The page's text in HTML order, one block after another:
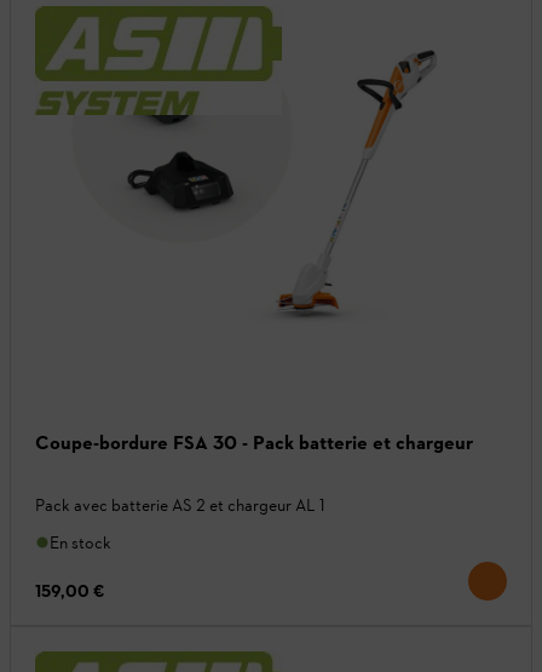
Coupe-bordure FSA 30 - Pack batterie et chargeur
Pack avec batterie AS 2 et chargeur AL 1
En stock
159,00 €